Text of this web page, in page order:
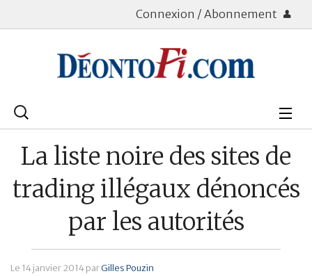
Connexion / Abonnement
Rechercher
Déontologie
Assurance Vie
Patrimoine
La liste noire des sites de
trading illégaux dénoncés
par les autorités
Le 14 janvier 2014parGilles Pouzin